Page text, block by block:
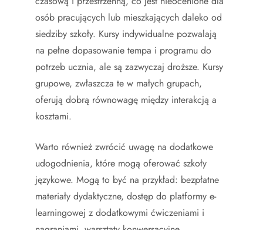
osób pracujących lub mieszkających daleko od
siedziby szkoły. Kursy indywidualne pozwalają
na pełne dopasowanie tempa i programu do
potrzeb ucznia, ale są zazwyczaj droższe. Kursy
grupowe, zwłaszcza te w małych grupach,
oferują dobrą równowagę między interakcją a
kosztami.
Warto również zwrócić uwagę na dodatkowe
udogodnienia, które mogą oferować szkoły
językowe. Mogą to być na przykład: bezpłatne
materiały dydaktyczne, dostęp do platformy e-
learningowej z dodatkowymi ćwiczeniami i